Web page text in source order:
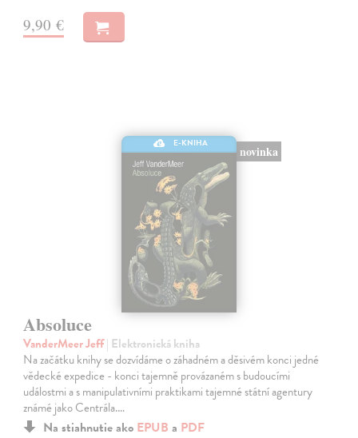
9,90 €
E-KNIHA
novinka
Absoluce
VanderMeer Jeff| Elektronická kniha
Na začátku knihy se dozvídáme o záhadném a děsivém konci jedné
vědecké expedice - konci tajemně provázaném s budoucími
událostmi a s manipulativními praktikami tajemné státní agentury
známé jako Centrála.…
Na stiahnutie ako EPUB a PDF